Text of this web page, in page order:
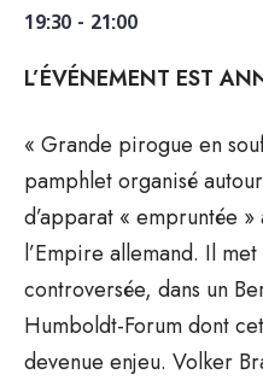
19:30 - 21:00
L’ÉVÉNEMENT EST
« Grande pirogue en
pamphlet organisé
d’apparat « empruntée »
l’Empire allemand. Il
controversée, dans un
Humboldt-Forum dont
devenue enjeu. Volker